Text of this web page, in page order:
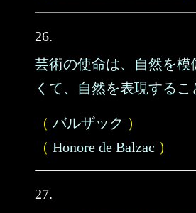
26.
芸術の使命は、自然を模
くて、自然を表現するこ
（ バルザック ）
（ Honore de Balzac ）
27.